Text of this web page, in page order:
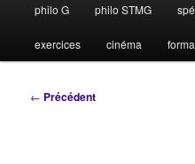
principal
philo G philo STMG
exercices cinéma
Navigation
← Précédent